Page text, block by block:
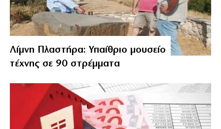
Λίμνη Πλαστήρα: Υπαίθριο μουσείο
τέχνης σε 90 στρέμματα